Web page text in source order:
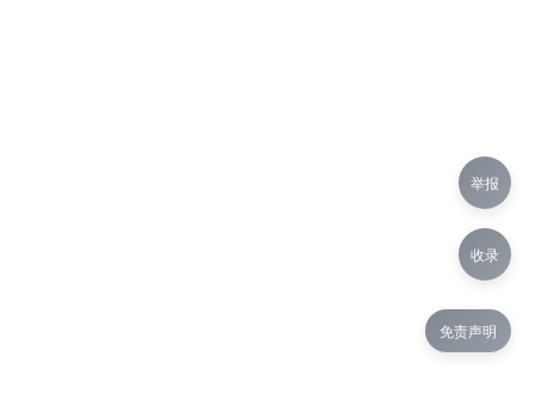
免责声明
举报
收录